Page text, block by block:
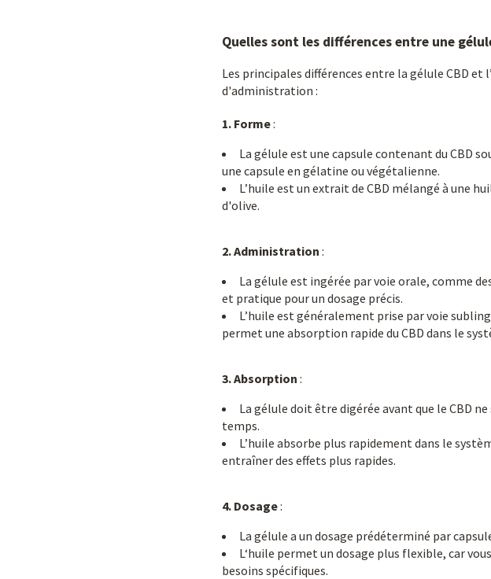
Quelles sont les différences entre une
Les principales différences entre la gélule CBD et
d'administration :
1. Forme:
La gélule est une capsule contenant du CBD
une capsule en gélatine ou végétalienne.
L’huile est un extrait de CBD mélangé à une
d'olive.
2. Administration :
La gélule est ingérée par voie orale, comme
et pratique pour un dosage précis.
L’huile est généralement prise par voie
permet une absorption rapide du CBD dans le
3. Absorption :
La gélule doit être digérée avant que le CBD
temps.
L’huile absorbe plus rapidement dans le
entraîner des effets plus rapides.
4. Dosage:
La gélule a un dosage prédéterminé par
L‘huile permet un dosage plus flexible, car
besoins spécifiques.